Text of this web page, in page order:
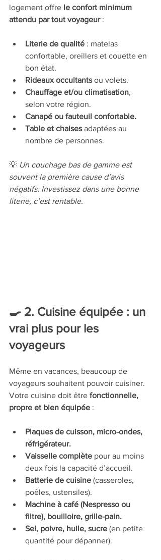
logement offre le confort minimum
attendu par tout voyageur :
Literie de qualité : matelas
confortable, oreillers et couette en
bon état.
Rideaux occultants ou volets.
Chauffage et/ou climatisation,
selon votre région.
Canapé ou fauteuil confortable.
Table et chaises adaptées au
nombre de personnes.
💡 Un couchage bas de gamme est
souvent la première cause d’avis
négatifs. Investissez dans une bonne
literie, c’est rentable.
🍳 2. Cuisine équipée : un
vrai plus pour les
voyageurs
Même en vacances, beaucoup de
voyageurs souhaitent pouvoir cuisiner.
Votre cuisine doit être fonctionnelle,
propre et bien équipée :
Plaques de cuisson, micro-ondes,
réfrigérateur.
Vaisselle complète pour au moins
deux fois la capacité d’accueil.
Batterie de cuisine (casseroles,
poêles, ustensiles).
Machine à café (Nespresso ou
filtre), bouilloire, grille-pain.
Sel, poivre, huile, sucre (en petite
quantité pour dépanner).